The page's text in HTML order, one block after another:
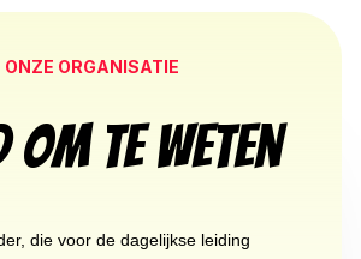
ONZE ORGANISATIE
om te weten
die voor de dagelijkse leiding